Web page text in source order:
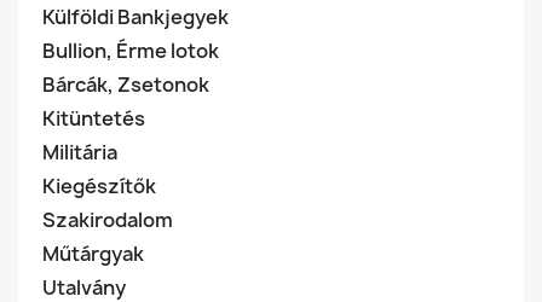
Külföldi Bankjegyek
Bullion, Érme lotok
Bárcák, Zsetonok
Kitüntetés
Militária
Kiegészítők
Szakirodalom
Műtárgyak
Utalvány